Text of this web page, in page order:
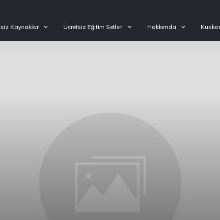
Kaynaklar Ücretsiz Eğitim Setleri Hakkımda